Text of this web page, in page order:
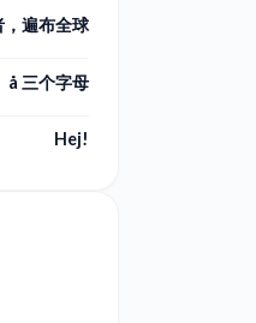
，遍布全球
å 三个字母
Hej!